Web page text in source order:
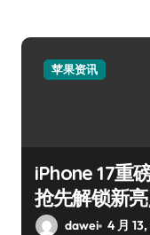
苹果资讯
iPhone 17重
抢先解锁新
dawei 4 月